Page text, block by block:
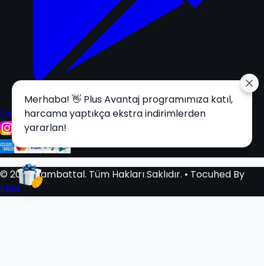
Get it onGoogle Play
© 2025 Tambattal. Tüm Hakları Saklıdır. • Tocuhed By
EBM
Merhaba! 👋 Plus Avantaj programımıza katıl,
harcama yaptıkça ekstra indirimlerden
yararlan!